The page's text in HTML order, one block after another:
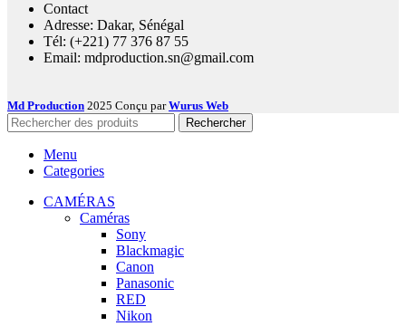
Contact
Adresse: Dakar, Sénégal
Tél: (+221) 77 376 87 55
Email: mdproduction.sn@gmail.com
Md Production 2025 Conçu parWurus Web
Rechercher
Menu
Categories
CAMÉRAS
Caméras
Sony
Blackmagic
Canon
Panasonic
RED
Nikon